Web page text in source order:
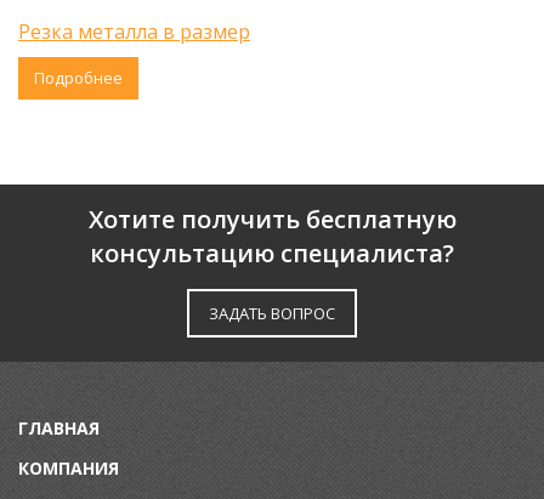
Резка металла в размер
Подробнее
Хотите получить бесплатную
консультацию специалиста?
ЗАДАТЬ ВОПРОС
ГЛАВНАЯ
КОМПАНИЯ